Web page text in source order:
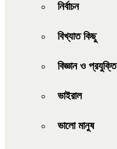
নির্বাচন
বিখ্যাত কিছু
বিজ্ঞান ও প্রযুক্তি
ভাইরাল
ভালো মানুষ